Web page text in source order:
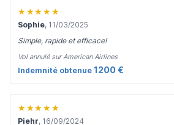
★★★★★
Sophie, 11/03/2025
Simple, rapide et efficace!
Vol annulé sur American Airlines
Indemnité obtenue 1200 €
★★★★★
Piehr, 16/09/2024